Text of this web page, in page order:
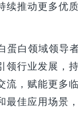
续推动更多优
蛋白领域领导
领行业发展，
流，赋能更多
最佳应用场景